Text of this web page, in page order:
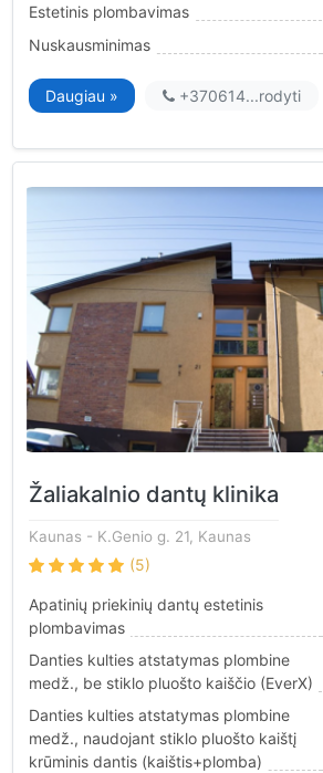
Estetinis plombavimas
Nuskausminimas
Daugiau » +370614...rodyti
Žaliakalnio dantų klinika
Kaunas - K.Genio g. 21, Kaunas
(5)
Apatinių priekinių dantų estetinis
plombavimas
Danties kulties atstatymas plombine
medž., be stiklo pluošto kaiščio (EverX)
Danties kulties atstatymas plombine
medž., naudojant stiklo pluošto kaištį
krūminis dantis (kaištis+plomba)